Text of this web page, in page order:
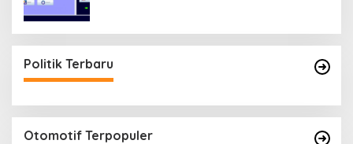
Politik Terbaru
Otomotif Terpopuler